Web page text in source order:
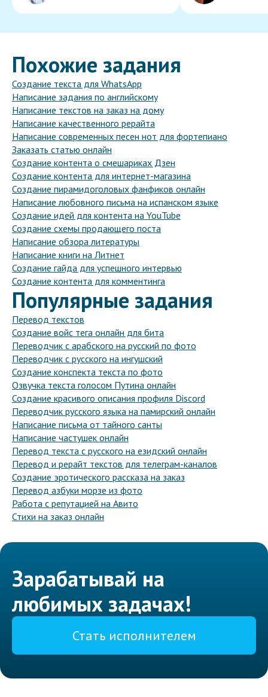
Похожие задания
Создание текста для WhatsApp
Написание задания по английскому
Написание текстов на заказ на дому
Написание качественного рерайта
Написание современных песен нот для фортепиано
Заказать статью онлайн
Создание контента о смешариках Дзен
Создание контента для интернет-магазина
Создание пирамидоголовых фанфиков онлайн
Написание любовного письма на испанском языке
Создание идей для контента на YouTube
Создание схемы продающего поста
Написание обзора литературы
Написание книги на Литнет
Создание гайда для успешного интервью
Создание контента для комментинга
Популярные задания
Перевод текстов
Создание войс тега онлайн для бита
Переводчик с арабского на русский по фото
Переводчик с русского на ингушский
Создание конспекта текста по фото
Озвучка текста голосом Путина онлайн
Создание красивого описания профиля Discord
Переводчик русского языка на памирский онлайн
Написание письма от тайного санты
Написание частушек онлайн
Перевод текста с русского на езидский онлайн
Перевод и рерайт текстов для телеграм-каналов
Создание эротического рассказа на заказ
Перевод азбуки морзе из фото
Работа с репутацией на Авито
Стихи на заказ онлайн
Зарабатывай на
любимых задачах!
Стать исполнителем